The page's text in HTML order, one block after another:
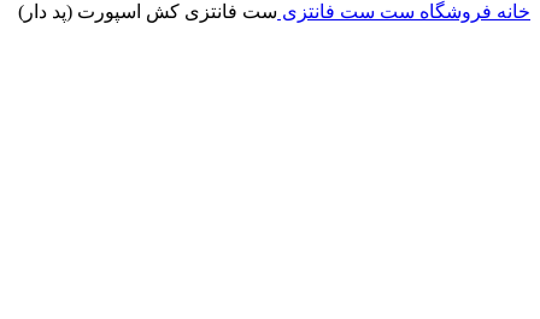
خانه فروشگاه ست ست فانتزی ست فانتزی کش اسپورت (پد دار)